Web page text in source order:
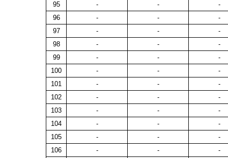
95
- -
-
96
- -
-
97
- -
-
98
- -
-
99
- -
-
100
- -
-
101
- -
-
102
- -
-
103
- -
-
104
- -
-
105
- -
-
106
- -
-